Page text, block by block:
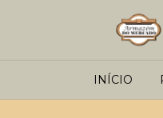
INÍCIO